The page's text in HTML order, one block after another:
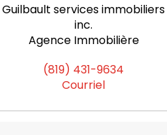
Guilbault services immobiliers
inc.
Agence Immobilière
(819) 431-9634
Courriel